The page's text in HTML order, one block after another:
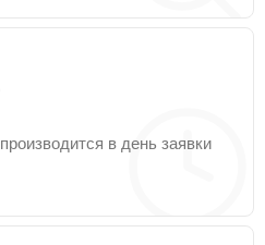
в день заявки